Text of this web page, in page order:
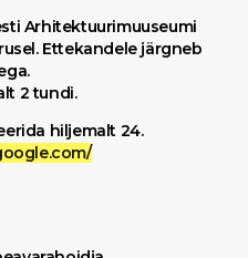
Arhitektuurimuuseumi
Ettekandele järgneb
2 tundi.
hiljemalt 24.